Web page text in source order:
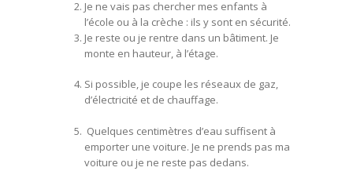
Je ne vais pas chercher mes enfants à
l’école ou à la crèche : ils y sont en sécurité.
Je reste ou je rentre dans un bâtiment. Je
monte en hauteur, à l’étage.
Si possible, je coupe les réseaux de gaz,
d’électricité et de chauffage.
Quelques centimètres d’eau suffisent à
emporter une voiture. Je ne prends pas ma
voiture ou je ne reste pas dedans.